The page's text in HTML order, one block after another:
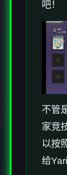
吧！
不管
家竞
以按
给